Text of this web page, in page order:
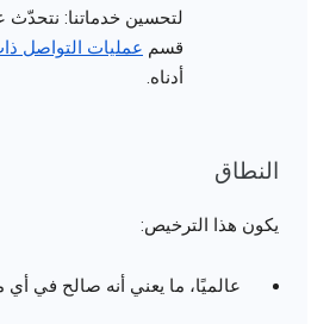
لتحسين خدماتنا:
قسم عمليات التواصل
أدناه.
النطاق
يكون هذا الترخيص:
عالميًا، ما يعني أنه صالح في أي